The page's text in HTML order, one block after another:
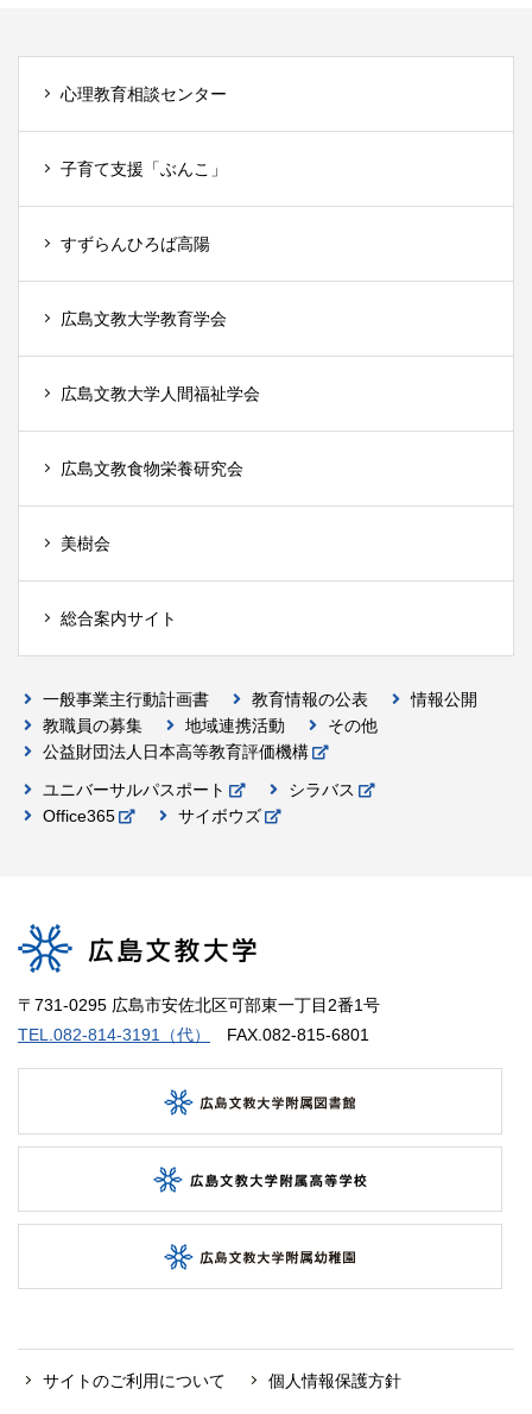
心理教育相談センター
子育て支援「ぶんこ」
すずらんひろば高陽
広島文教大学教育学会
広島文教大学人間福祉学会
広島文教食物栄養研究会
美樹会
総合案内サイト
一般事業主行動計画書 教育情報の公表
情報公開
教職員の募集
地域連携活動
その他
公益財団法人日本高等教育評価機構
ユニバーサルパスポート
シラバス
Office365
サイボウズ
〒731-0295 広島市安佐北区可部東一丁目2番1号
TEL.082-814-3191（代）
FAX.082-815-6801
サイトのご利用について 個人情報保護方針